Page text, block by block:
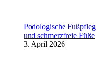
Podologische
und schmerzfreie Füße
3. April 2026